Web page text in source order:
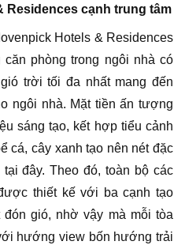
Residences cạnh trung tâm
Hotels & Residences
phòng trong ngôi nhà có
trời tối đa nhất mang đến
ngôi nhà. Mặt tiền ấn tượng
sáng tạo, kết hợp tiểu cảnh
cá, cây xanh tạo nên nét đặc
đây. Theo đó, toàn bộ các
thiết kế với ba cạnh tạo
gió, nhờ vậy mà mỗi tòa
hướng view bốn hướng trải